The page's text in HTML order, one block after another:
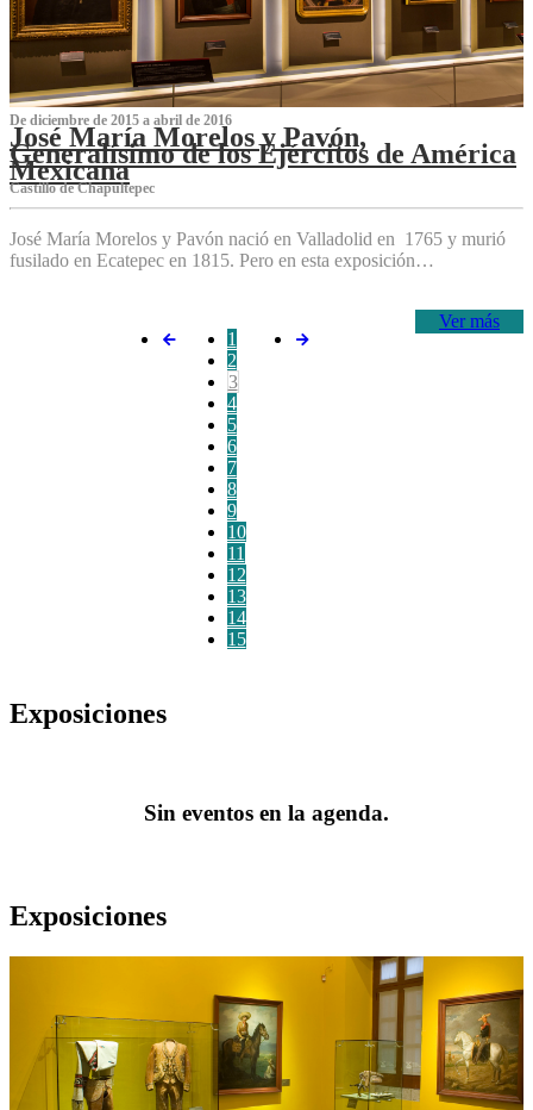
De diciembre de 2015 a abril de 2016
José María Morelos y Pavón,
Generalísimo de los Ejércitos de América
Mexicana
C‌astillo de Chapultepec
José María Morelos y Pavón nació en Valladolid en 1765 y murió
fusilado en Ecatepec en 1815. Pero en esta exposición…
Ver más
1
2
3
4
5
6
7
8
9
10
11
12
13
14
15
Exposiciones
Sin eventos en la agenda.
Exposiciones